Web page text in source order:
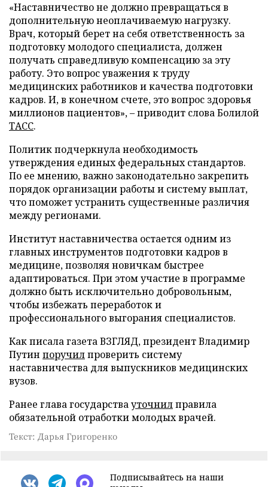
«Наставничество не должно превращаться в
дополнительную неоплачиваемую нагрузку.
Врач, который берет на себя ответственность за
подготовку молодого специалиста, должен
получать справедливую компенсацию за эту
работу. Это вопрос уважения к труду
медицинских работников и качества подготовки
кадров. И, в конечном счете, это вопрос здоровья
миллионов пациентов», – приводит слова Болилой
ТАСС.
Политик подчеркнула необходимость
утверждения единых федеральных стандартов.
По ее мнению, важно законодательно закрепить
порядок организации работы и систему выплат,
что поможет устранить существенные различия
между регионами.
Институт наставничества остается одним из
главных инструментов подготовки кадров в
медицине, позволяя новичкам быстрее
адаптироваться. При этом участие в программе
должно быть исключительно добровольным,
чтобы избежать переработок и
профессионального выгорания специалистов.
Как писала газета ВЗГЛЯД, президент Владимир
Путин поручилпроверить систему
наставничества для выпускников медицинских
вузов.
Ранее глава государствауточнилправила
обязательной отработки молодых врачей.
Текст: Дарья Григоренко
Подписывайтесь на наши